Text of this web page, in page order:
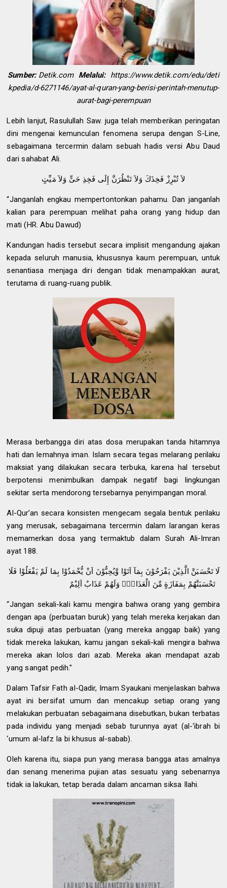
Sumber: Detik.com Melalui: https://www.detik.com/edu/deti
kpedia/d-6271146/ayat-al-quran-yang-berisi-perintah-menutup-
aurat-bagi-perempuan
Lebih lanjut, Rasulullah Saw. juga telah memberikan peringatan
dini mengenai kemunculan fenomena serupa dengan S-Line,
sebagaimana tercermin dalam sebuah hadis versi Abu Daud
dari sahabat Ali.
“Janganlah engkau mempertontonkan pahamu. Dan janganlah
kalian para perempuan melihat paha orang yang hidup dan
mati (HR. Abu Dawud)
Kandungan hadis tersebut secara implisit mengandung ajakan
kepada seluruh manusia, khususnya kaum perempuan, untuk
senantiasa menjaga diri dengan tidak menampakkan aurat,
terutama di ruang-ruang publik.
Merasa berbangga diri atas dosa merupakan tanda hitamnya
hati dan lemahnya iman. Islam secara tegas melarang perilaku
maksiat yang dilakukan secara terbuka, karena hal tersebut
berpotensi menimbulkan dampak negatif bagi lingkungan
sekitar serta mendorong tersebarnya penyimpangan moral.
Al-Qur’an secara konsisten mengecam segala bentuk perilaku
yang merusak, sebagaimana tercermin dalam larangan keras
memamerkan dosa yang termaktub dalam Surah Ali-Imran
ayat 188.
لَا تَحْسَبَنَّ الَّذِيْنَ يَفْرَحُوْنَ بِمَآ اَتَوْا وَّيُحِبُّوْنَ اَنْ يُّحْمَدُوْا بِمَا لَمْ يَفْعَلُوْا فَلَا
“Jangan sekali-kali kamu mengira bahwa orang yang gembira
dengan apa (perbuatan buruk) yang telah mereka kerjakan dan
suka dipuji atas perbuatan (yang mereka anggap baik) yang
tidak mereka lakukan, kamu jangan sekali-kali mengira bahwa
mereka akan lolos dari azab. Mereka akan mendapat azab
yang sangat pedih."
Dalam Tafsir Fath al-Qadir, Imam Syaukani menjelaskan bahwa
ayat ini bersifat umum dan mencakup setiap orang yang
melakukan perbuatan sebagaimana disebutkan, bukan terbatas
pada individu yang menjadi sebab turunnya ayat (al-‘ibrah bi
‘umum al-lafz la bi khusus al-sabab).
Oleh karena itu, siapa pun yang merasa bangga atas amalnya
dan senang menerima pujian atas sesuatu yang sebenarnya
tidak ia lakukan, tetap berada dalam ancaman siksa Ilahi.